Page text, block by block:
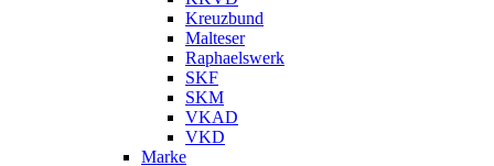
Kreuzbund
Malteser
Raphaelswerk
SKF
SKM
VKAD
VKD
Marke